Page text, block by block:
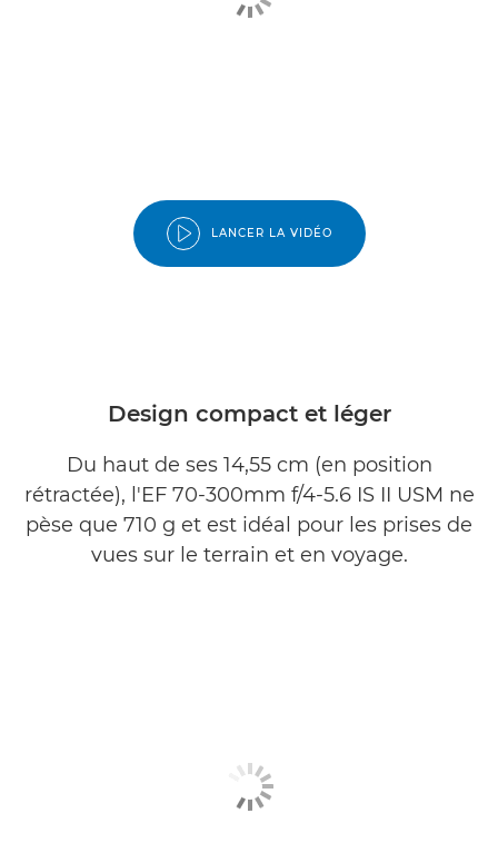
LANCER LA VIDÉO
Design compact et léger
Du haut de ses 14,55 cm (en position
rétractée), l'EF 70-300mm f/4-5.6 IS II USM ne
pèse que 710 g et est idéal pour les prises de
vues sur le terrain et en voyage.